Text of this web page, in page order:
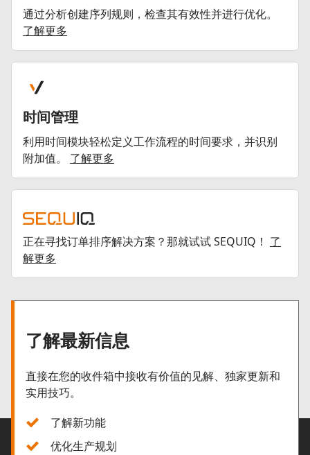
通过分析创建序列规则，检查其有效性并进行优化。
了解更多
时间管理
利用时间模块轻松定义工作流程的时间要求，并识别
附加值。 了解更多
正在寻找订单排序解决方案？那就试试 SEQUIQ！ 了
解更多
了解最新信息
直接在您的收件箱中接收有价值的见解、独家更新和
实用技巧。
了解新功能
优化生产规划